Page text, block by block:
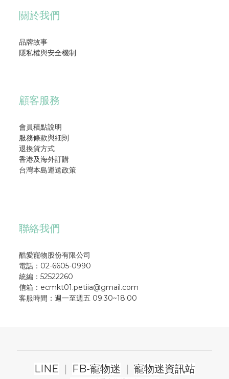
關於我們
品牌故事
隱私權與安全機制
顧客服務
會員積點說明
服務條款與細則
退換貨方式
香港及海外訂購
台灣本島運送政策
聯絡我們
酷愛寵物股份有限公司
電話：02-6605-0990
統編：52522260
信箱：ecmkt01.petiia@gmail.com
客服時間：週一至週五 09:30~18:00
LINE | FB-寵物迷 | 寵物迷資訊站